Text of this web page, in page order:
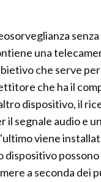
una
che serve
che ha il
dispositivo, il
il segnale audio e
viene
dispositivo
a seconda dei